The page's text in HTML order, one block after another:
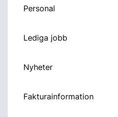
Personal
Lediga jobb
Nyheter
Fakturainformation